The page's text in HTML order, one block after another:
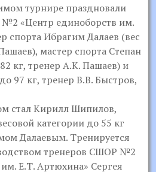
турнире праздновали
«Центр единоборств им.
спорта Ибрагим Далаев (вес
мастер спорта Степан
кг, тренер А.К. Пашаев) и
97 кг, тренер В.В. Быстров,
стал Кирилл Шипилов,
категории до 55 кг
Далаевым. Тренируется
тренеров СШОР №2
Е.Т. Артюхина» Сергея